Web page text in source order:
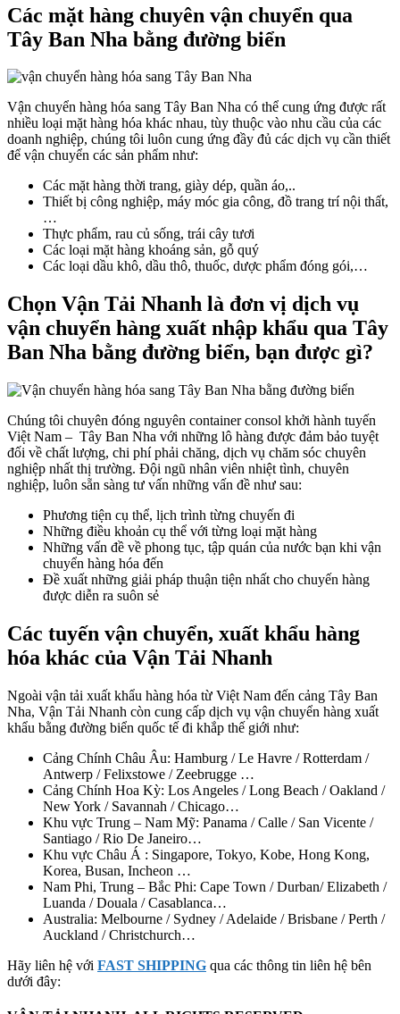
Các mặt hàng chuyên vận chuyển qua
Tây Ban Nha bằng đường biển
Vận chuyển hàng hóa sang Tây Ban Nha có thể cung ứng được rất
nhiều loại mặt hàng hóa khác nhau, tùy thuộc vào nhu cầu của các
doanh nghiệp, chúng tôi luôn cung ứng đầy đủ các dịch vụ cần thiết
để vận chuyển các sản phẩm như:
Các mặt hàng thời trang, giày dép, quần áo,..
Thiết bị công nghiệp, máy móc gia công, đồ trang trí nội thất,
…
Thực phẩm, rau củ sống, trái cây tươi
Các loại mặt hàng khoáng sản, gỗ quý
Các loại dầu khô, dầu thô, thuốc, dược phẩm đóng gói,…
Chọn Vận Tải Nhanh là đơn vị dịch vụ
vận chuyển hàng xuất nhập khẩu qua Tây
Ban Nha bằng đường biển, bạn được gì?
Chúng tôi chuyên đóng nguyên container consol khởi hành tuyến
Việt Nam – Tây Ban Nha với những lô hàng được đảm bảo tuyệt
đối về chất lượng, chi phí phải chăng, dịch vụ chăm sóc chuyên
nghiệp nhất thị trường. Đội ngũ nhân viên nhiệt tình, chuyên
nghiệp, luôn sẵn sàng tư vấn những vấn đề như sau:
Phương tiện cụ thể, lịch trình từng chuyến đi
Những điều khoản cụ thể với từng loại mặt hàng
Những vấn đề về phong tục, tập quán của nước bạn khi vận
chuyển hàng hóa đến
Đề xuất những giải pháp thuận tiện nhất cho chuyến hàng
được diễn ra suôn sẻ
Các tuyến vận chuyển, xuất khẩu hàng
hóa khác của Vận Tải Nhanh
Ngoài vận tải xuất khẩu hàng hóa từ Việt Nam đến cảng Tây Ban
Nha, Vận Tải Nhanh còn cung cấp dịch vụ vận chuyển hàng xuất
khẩu bằng đường biển quốc tế đi khắp thế giới như:
Cảng Chính Châu Âu: Hamburg / Le Havre / Rotterdam /
Antwerp / Felixstowe / Zeebrugge …
Cảng Chính Hoa Kỳ: Los Angeles / Long Beach / Oakland /
New York / Savannah / Chicago…
Khu vực Trung – Nam Mỹ: Panama / Calle / San Vicente /
Santiago / Rio De Janeiro…
Khu vực Châu Á : Singapore, Tokyo, Kobe, Hong Kong,
Korea, Busan, Incheon …
Nam Phi, Trung – Bắc Phi: Cape Town / Durban/ Elizabeth /
Luanda / Douala / Casablanca…
Australia: Melbourne / Sydney / Adelaide / Brisbane / Perth /
Auckland / Christchurch…
Hãy liên hệ với FAST SHIPPING qua các thông tin liên hệ bên
dưới đây: